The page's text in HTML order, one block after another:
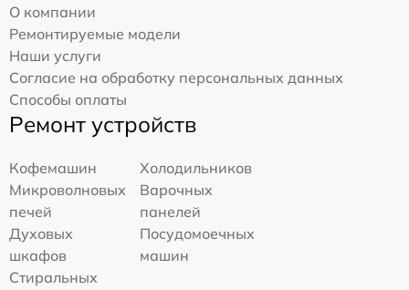
О компании
Ремонтируемые модели
Наши услуги
Согласие на обработку персональных данных
Способы оплаты
Ремонт устройств
Кофемашин
Холодильников
Микроволновых
печей
Варочных
панелей
Духовых
шкафов
Посудомоечных
машин
Стиральных